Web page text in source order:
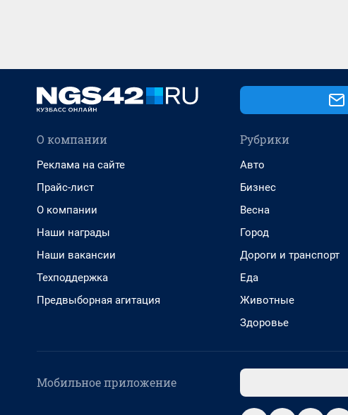
О компании
Реклама на сайте
Прайс-лист
О компании
Наши награды
Наши вакансии
Техподдержка
Предвыборная агитация
Рубрики
Авто
Бизнес
Весна
Город
Дороги и транспорт
Еда
Животные
Здоровье
Мобильное приложение